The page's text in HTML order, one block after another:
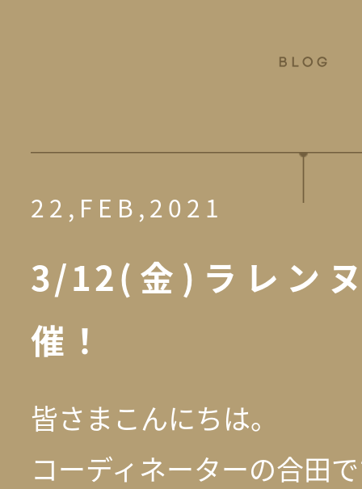
22,FEB,2021
3/12(金)ラレン
催！
皆さまこんにちは。
コーディネーターの合田